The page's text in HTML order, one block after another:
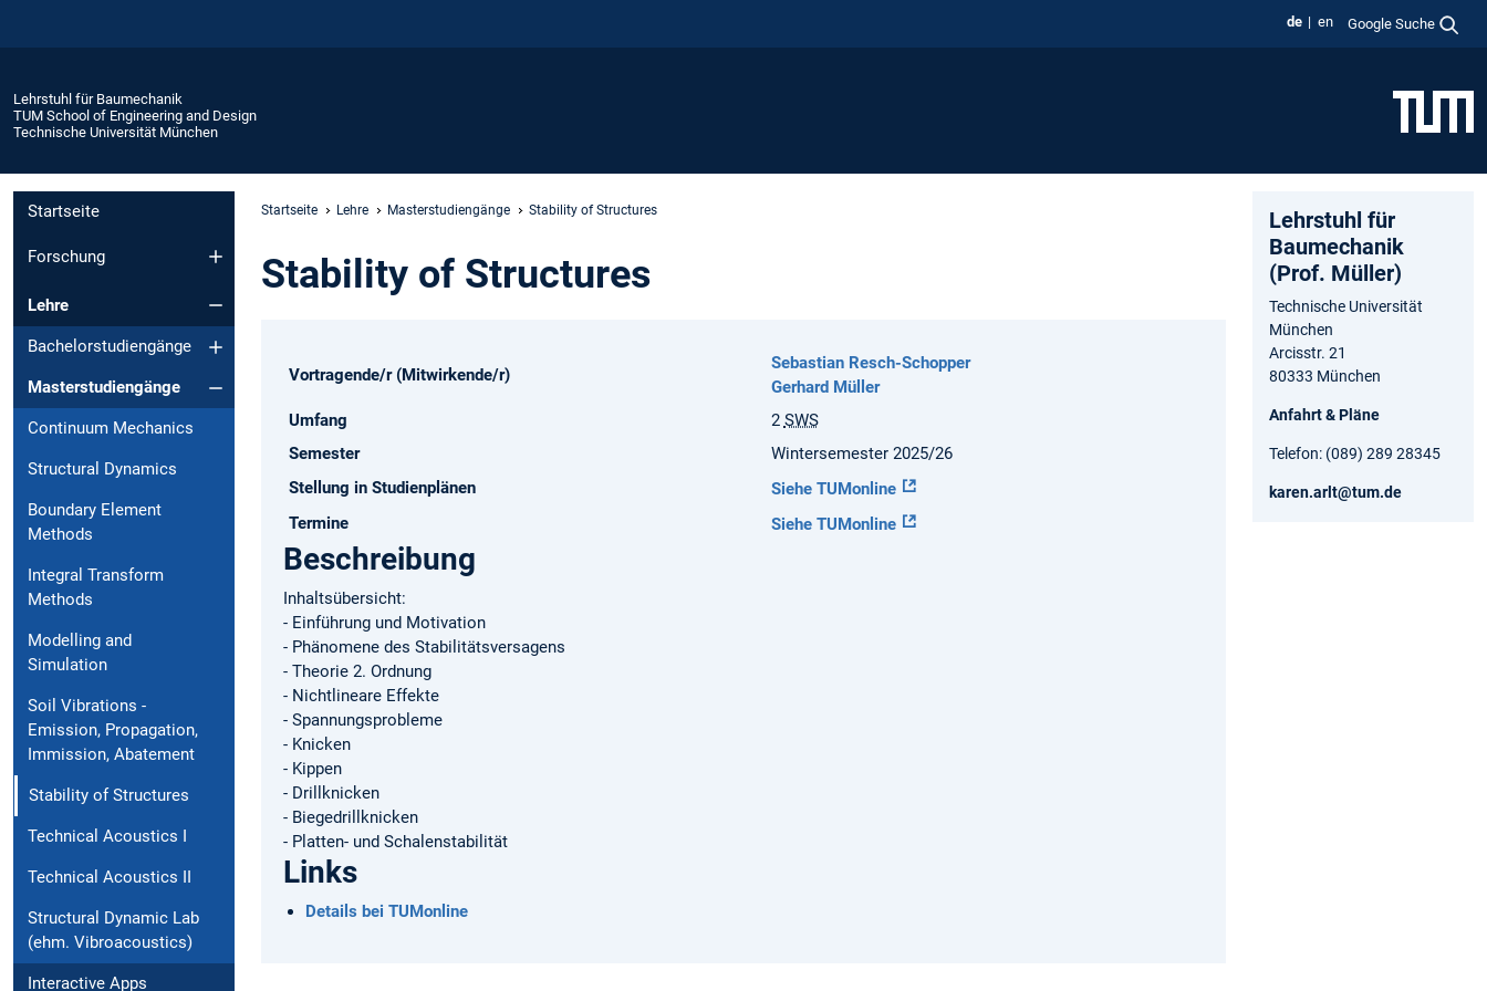
de en Google Suche
Lehrstuhl für Baumechanik
TUM School of Engineering and Design
Technische Universität München
Startseite
Forschung
Lehre
Bachelorstudiengänge
Masterstudiengänge
Continuum Mechanics
Structural Dynamics
Boundary Element
Methods
Integral Transform
Methods
Modelling and
Simulation
Soil Vibrations -
Emission, Propagation,
Immission, Abatement
Stability of Structures
Technical Acoustics I
Technical Acoustics II
Structural Dynamic Lab
(ehm. Vibroacoustics)
Interactive Apps
Startseite Lehre Masterstudiengänge Stability of Structures
Stability of Structures
Vortragende/r (Mitwirkende/r)
Sebastian Resch-Schopper
Gerhard Müller
Umfang
2 SWS
Semester
Wintersemester 2025/26
Stellung in Studienplänen
Siehe TUMonline
Termine
Siehe TUMonline
Beschreibung
Inhaltsübersicht:
- Einführung und Motivation
- Phänomene des Stabilitätsversagens
- Theorie 2. Ordnung
- Nichtlineare Effekte
- Spannungsprobleme
- Knicken
- Kippen
- Drillknicken
- Biegedrillknicken
- Platten- und Schalenstabilität
Links
Details bei TUMonline
Lehrstuhl für
Baumechanik
(Prof. Müller)
Technische Universität
München
Arcisstr. 21
80333 München
Anfahrt & Pläne
Telefon: (089) 289 28345
karen.arlt@tum.de